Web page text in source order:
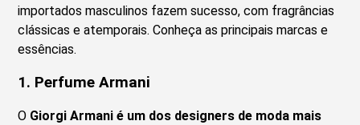
importados masculinos fazem sucesso, com fragrâncias
clássicas e atemporais. Conheça as principais marcas e
essências.
1. Perfume Armani
O Giorgi Armani é um dos designers de moda mais